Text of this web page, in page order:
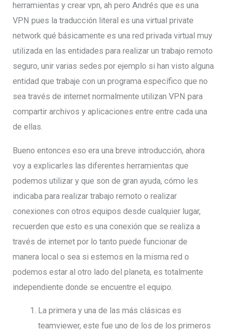
herramientas y crear vpn, ah pero Andrés que es una
VPN pues la traducción literal es una virtual private
network qué básicamente es una red privada virtual muy
utilizada en las entidades para realizar un trabajo remoto
seguro, unir varias sedes por ejemplo si han visto alguna
entidad que trabaje con un programa específico que no
sea través de internet normalmente utilizan VPN para
compartir archivos y aplicaciones entre entre cada una
de ellas.
Bueno entonces eso era una breve introducción, ahora
voy a explicarles las diferentes herramientas que
podemos utilizar y que son de gran ayuda, cómo les
indicaba para realizar trabajo remoto o realizar
conexiones con otros equipos desde cualquier lugar,
recuerden que esto es una conexión que se realiza a
través de internet por lo tanto puede funcionar de
manera local o sea si estemos en la misma red o
podemos estar al otro lado del planeta, es totalmente
independiente donde se encuentre el equipo.
La primera y una de las más clásicas es
teamviewer, este fue uno de los de los primeros